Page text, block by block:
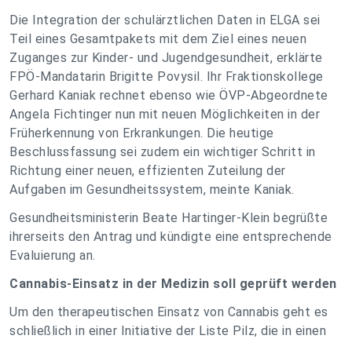
Die Integration der schulärztlichen Daten in ELGA sei
Teil eines Gesamtpakets mit dem Ziel eines neuen
Zuganges zur Kinder- und Jugendgesundheit, erklärte
FPÖ-Mandatarin Brigitte Povysil. Ihr Fraktionskollege
Gerhard Kaniak rechnet ebenso wie ÖVP-Abgeordnete
Angela Fichtinger nun mit neuen Möglichkeiten in der
Früherkennung von Erkrankungen. Die heutige
Beschlussfassung sei zudem ein wichtiger Schritt in
Richtung einer neuen, effizienten Zuteilung der
Aufgaben im Gesundheitssystem, meinte Kaniak.
Gesundheitsministerin Beate Hartinger-Klein begrüßte
ihrerseits den Antrag und kündigte eine entsprechende
Evaluierung an.
Cannabis-Einsatz in der Medizin soll geprüft werden
Um den therapeutischen Einsatz von Cannabis geht es
schließlich in einer Initiative der Liste Pilz, die in einen